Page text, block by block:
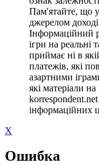
Пам'ятайте, що
джерелом
Інформаційний
ігри на реальні
приймає ні в
платежів, які
азартними
які матеріали
інформаційних
X
Ошибка